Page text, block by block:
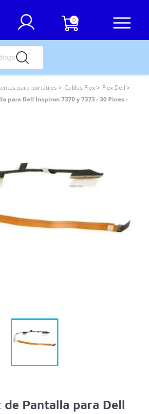
0
para portátiles Cables Flex
Flex Dell
para Dell Inspiron 7370 y 7373 - 30 Pines -
de Pantalla para Dell